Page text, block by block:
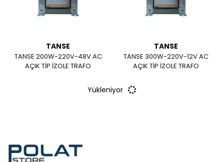
TANSE
TANSE 200W-220V-48V AC
AÇIK TİP İZOLE TRAFO
TANSE
TANSE 300W-220V-12V AC
AÇIK TİP İZOLE TRAFO
Yükleniyor